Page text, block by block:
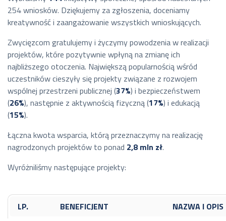
254 wniosków. Dziękujemy za zgłoszenia, doceniamy
kreatywność i zaangażowanie wszystkich wnioskujących.
Zwycięzcom gratulujemy i życzymy powodzenia w realizacji
projektów, które pozytywnie wpłyną na zmianę ich
najbliższego otoczenia. Największą popularnością wśród
uczestników cieszyły się projekty związane z rozwojem
wspólnej przestrzeni publicznej (37%) i bezpieczeństwem
(26%), następnie z aktywnością fizyczną (17%) i edukacją
(15%).
Łączna kwota wsparcia, którą przeznaczymy na realizację
nagrodzonych projektów to ponad 2,8 mln zł.
Wyróżniliśmy następujące projekty:
LP. BENEFICJENT NAZWA I OPIS